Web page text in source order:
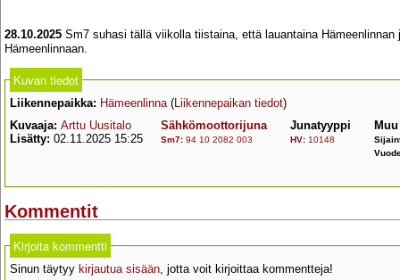
28.10.2025 Sm7 suhasi tällä viikolla tiistaina, että lauantaina
Hämeenlinnaan.
Kuvan tiedot
Liikennepaikka: Hämeenlinna(Liikennepaikan tiedot)
Kuvaaja: Arttu Uusitalo
Lisätty: 02.11.2025 15:25
Sähkömoottorijuna
Sm7: 94 10 2082 003
Junatyyppi
HV: 10148
Kommentit
Kirjoita kommentti
Sinun täytyy kirjautua sisään, jotta voit kirjoittaa kommentteja!